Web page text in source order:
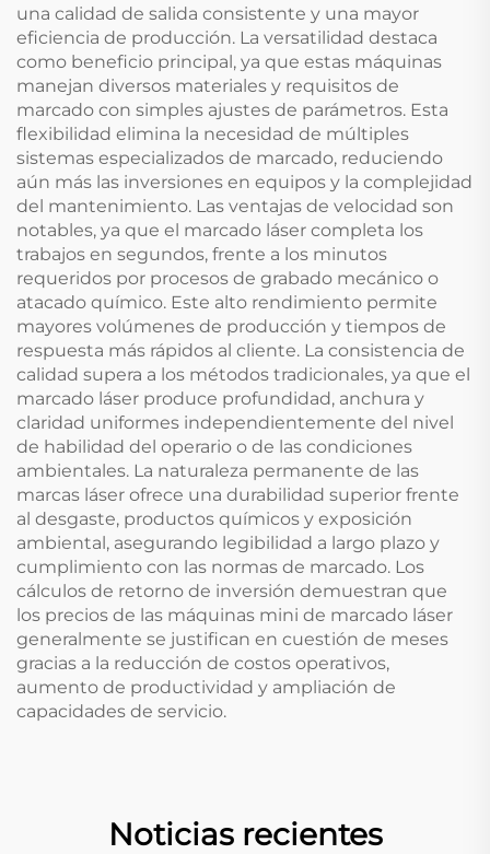
una calidad de salida consistente y una mayor
eficiencia de producción. La versatilidad destaca
como beneficio principal, ya que estas máquinas
manejan diversos materiales y requisitos de
marcado con simples ajustes de parámetros. Esta
flexibilidad elimina la necesidad de múltiples
sistemas especializados de marcado, reduciendo
aún más las inversiones en equipos y la complejidad
del mantenimiento. Las ventajas de velocidad son
notables, ya que el marcado láser completa los
trabajos en segundos, frente a los minutos
requeridos por procesos de grabado mecánico o
atacado químico. Este alto rendimiento permite
mayores volúmenes de producción y tiempos de
respuesta más rápidos al cliente. La consistencia de
calidad supera a los métodos tradicionales, ya que el
marcado láser produce profundidad, anchura y
claridad uniformes independientemente del nivel
de habilidad del operario o de las condiciones
ambientales. La naturaleza permanente de las
marcas láser ofrece una durabilidad superior frente
al desgaste, productos químicos y exposición
ambiental, asegurando legibilidad a largo plazo y
cumplimiento con las normas de marcado. Los
cálculos de retorno de inversión demuestran que
los precios de las máquinas mini de marcado láser
generalmente se justifican en cuestión de meses
gracias a la reducción de costos operativos,
aumento de productividad y ampliación de
capacidades de servicio.
Noticias recientes